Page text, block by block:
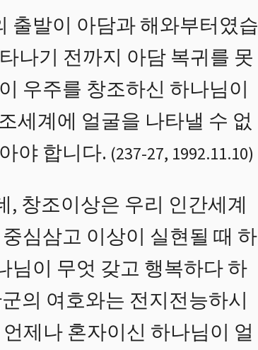
출발이 아담과 해와부터였습
나기 전까지 아담 복귀를 못
우주를 창조하신 하나님이
세계에 얼굴을 나타낼 수 없
야 합니다. (237-27, 1992.11.10)
창조이상은 우리 인간세계
심삼고 이상이 실현될 때 하
님이 무엇 갖고 행복하다 하
의 여호와는 전지전능하시
제나 혼자이신 하나님이 얼